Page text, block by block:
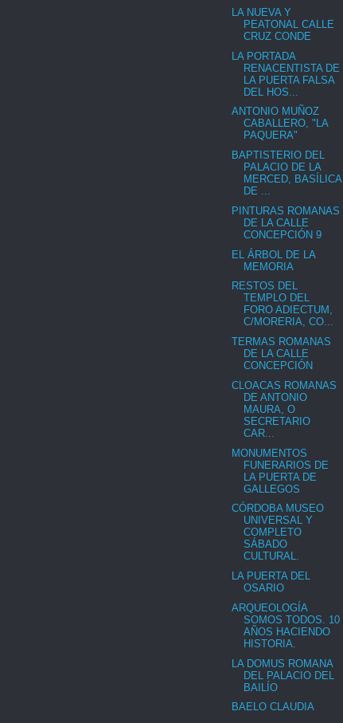
LA NUEVA Y
PEATONAL CALLE
CRUZ CONDE
LA PORTADA
RENACENTISTA DE
LA PUERTA FALSA
DEL HOS...
ANTONIO MUÑOZ
CABALLERO, "LA
PAQUERA"
BAPTISTERIO DEL
PALACIO DE LA
MERCED, BASÍLICA
DE ...
PINTURAS ROMANAS
DE LA CALLE
CONCEPCIÓN 9
EL ÁRBOL DE LA
MEMORIA
RESTOS DEL
TEMPLO DEL
FORO ADIECTUM,
C/MORERIA, CO...
TERMAS ROMANAS
DE LA CALLE
CONCEPCIÓN
CLOACAS ROMANAS
DE ANTONIO
MAURA, O
SECRETARIO
CAR...
MONUMENTOS
FUNERARIOS DE
LA PUERTA DE
GALLEGOS
CÓRDOBA MUSEO
UNIVERSAL Y
COMPLETO
SÁBADO
CULTURAL.
LA PUERTA DEL
OSARIO
ARQUEOLOGÍA
SOMOS TODOS. 10
AÑOS HACIENDO
HISTORIA.
LA DOMUS ROMANA
DEL PALACIO DEL
BAILÍO
BAELO CLAUDIA